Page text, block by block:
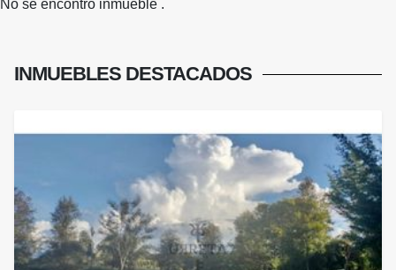
No se encontró inmueble .
INMUEBLES DESTACADOS